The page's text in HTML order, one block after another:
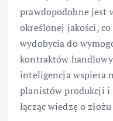
prawdopodobne jest
określonej jakości,
wydobycia do
kontraktów
inteligencja wspiera
planistów produkcji i
łącząc wiedzę o